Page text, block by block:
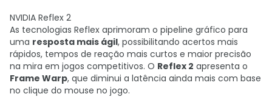
NVIDIA Reflex 2
As tecnologias Reflex aprimoram o pipeline gráfico para
uma resposta mais ágil, possibilitando acertos mais
rápidos, tempos de reação mais curtos e maior precisão
na mira em jogos competitivos. O Reflex 2 apresenta o
Frame Warp, que diminui a latência ainda mais com base
no clique do mouse no jogo.